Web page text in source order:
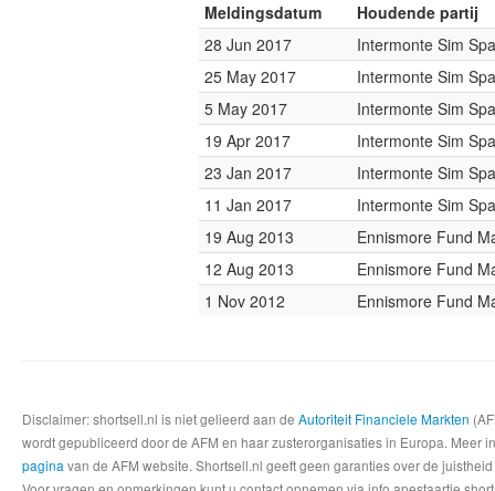
Meldingsdatum
Houdende partij
28 Jun 2017
Intermonte Sim Spa
25 May 2017
Intermonte Sim Spa
5 May 2017
Intermonte Sim Spa
19 Apr 2017
Intermonte Sim Spa
23 Jan 2017
Intermonte Sim Spa
11 Jan 2017
Intermonte Sim Spa
19 Aug 2013
Ennismore Fund
12 Aug 2013
Ennismore Fund
1 Nov 2012
Ennismore Fund
Disclaimer: shortsell.nl is niet gelieerd aan de Autoriteit Financiele Markten
wordt gepubliceerd door de AFM en haar zusterorganisaties in Europa.
pagina van de AFM website. Shortsell.nl geeft geen garanties over de